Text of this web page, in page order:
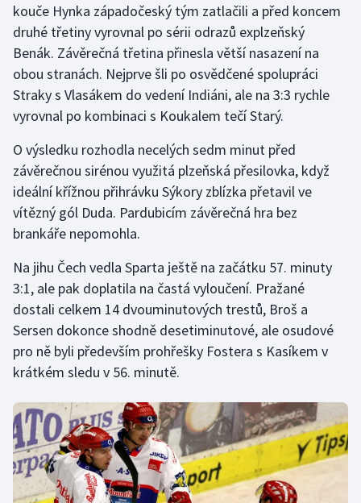
Lezení
Lyže a snowboard
Moderní pětiboj
Motorsport
Olympijské hry
Parasport
Plavání
Plážový volejbal
Ragby
Rychlobruslení
Rychlostní kanoistika
Short track
Sportovní střelba
kouče Hynka západočeský tým zatlačili a před koncem
druhé třetiny vyrovnal po sérii odrazů explzeňský
Benák. Závěrečná třetina přinesla větší nasazení na
obou stranách. Nejprve šli po osvědčené spolupráci
Straky s Vlasákem do vedení Indiáni, ale na 3:3 rychle
vyrovnal po kombinaci s Koukalem tečí Starý.
O výsledku rozhodla necelých sedm minut před
závěrečnou sirénou využitá plzeňská přesilovka, když
ideální křížnou přihrávku Sýkory zblízka přetavil ve
vítězný gól Duda. Pardubicím závěrečná hra bez
brankáře nepomohla.
Na jihu Čech vedla Sparta ještě na začátku 57. minuty
3:1, ale pak doplatila na častá vyloučení. Pražané
dostali celkem 14 dvouminutových trestů, Broš a
Sersen dokonce shodně desetiminutové, ale osudové
pro ně byli především prohřešky Fostera s Kasíkem v
krátkém sledu v 56. minutě.